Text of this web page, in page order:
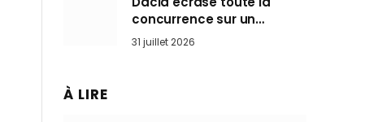
concurrence sur un
marché où personne ne
l’attendait
31 juillet 2026
À LIRE